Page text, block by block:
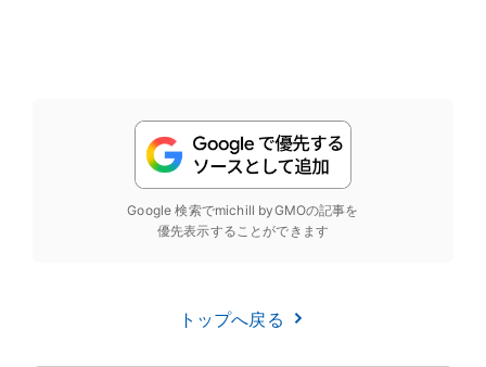
Google 検索でmichill byGMOの記事を
優先表示することができます
トップへ戻る